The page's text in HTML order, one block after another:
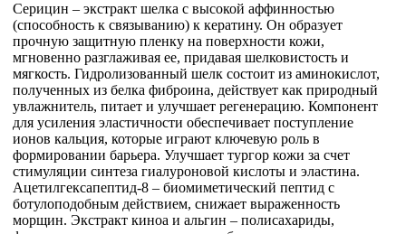
Серицин – экстракт шелка с высокой аффинностью
(способность к связыванию) к кератину. Он образует
прочную защитную пленку на поверхности кожи,
мгновенно разглаживая ее, придавая шелковистость и
мягкость. Гидролизованный шелк состоит из аминокислот,
полученных из белка фиброина, действует как природный
увлажнитель, питает и улучшает регенерацию. Компонент
для усиления эластичности обеспечивает поступление
ионов кальция, которые играют ключевую роль в
формировании барьера. Улучшает тургор кожи за счет
стимуляции синтеза гиалуроновой кислоты и эластина.
Ацетилгексапептид-8 – биомиметический пептид с
ботулоподобным действием, снижает выраженность
морщин. Экстракт киноа и альгин – полисахариды,